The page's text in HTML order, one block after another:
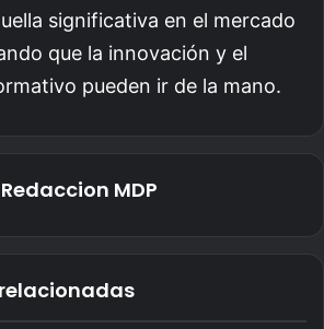
significativa en el mercado
que la innovación y el
pueden ir de la mano.
Redaccion MDP